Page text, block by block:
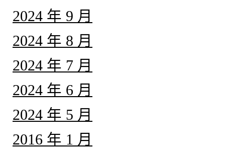
2024 年 9 月
2024 年 8 月
2024 年 7 月
2024 年 6 月
2024 年 5 月
2016 年 1 月